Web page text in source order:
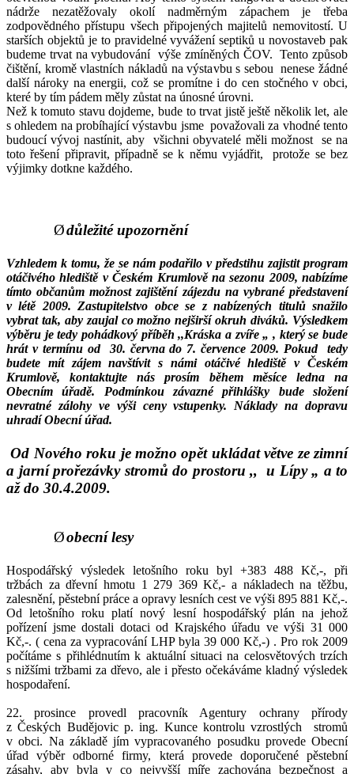
nádrže nezatěžovaly okolí nadměrným zápachem je třeba
zodpovědného přístupu všech připojených majitelů nemovitostí. U
starších objektů je to pravidelné vyvážení septiků u novostaveb pak
budeme trvat na vybudování výše zmíněných ČOV.
Tento způsob
čištění, kromě vlastních nákladů na výstavbu s sebou
nenese žádné
další nároky na energii, což se promítne i do cen stočného v obci,
které by tím pádem měly zůstat na únosné úrovni.
Než k tomuto stavu dojdeme, bude to trvat jistě ještě několik let, ale
s ohledem na probíhající výstavbu jsme považovali za vhodné tento
budoucí vývoj nastínit, aby
všichni obyvatelé měli možnost
se na
toto řešení připravit, případně se k němu vyjádřit,
protože se bez
výjimky dotkne každého.
Ødůležité upozornění
Vzhledem k tomu, že se nám podařilo v předstihu zajistit program
otáčivého hlediště v Českém Krumlově na sezonu 2009, nabízíme
tímto občanům možnost zajištění zájezdu na vybrané představení
v létě 2009. Zastupitelstvo obce se z nabízených titulů snažilo
vybrat tak, aby zaujal co možno nejširší okruh diváků. Výsledkem
výběru je tedy pohádkový příběh ,,Kráska a zvíře „ , který se bude
hrát v termínu od
30. června do 7. července 2009. Pokud
tedy
budete mít zájem navštívit s námi otáčivé hlediště v Českém
Krumlově, kontaktujte nás prosím během měsíce ledna na
Obecním úřadě. Podmínkou závazné přihlášky bude složení
nevratné zálohy ve výši ceny vstupenky. Náklady na dopravu
uhradí Obecní úřad.
Od Nového roku je možno opět ukládat větve ze zimní
a jarní prořezávky stromů do prostoru ,, u Lípy „ a to
až do 30.4.2009.
Øobecní lesy
Hospodářský výsledek letošního roku byl +383 488 Kč,-, při
tržbách za dřevní hmotu 1 279 369 Kč,- a nákladech na těžbu,
zalesnění, pěstební práce a opravy lesních cest ve výši 895 881 Kč,-.
Od letošního roku platí nový lesní hospodářský plán na jehož
pořízení jsme dostali dotaci od Krajského úřadu ve výši 31 000
Kč,-. ( cena za vypracování LHP byla 39 000 Kč,-) . Pro rok 2009
počítáme s přihlédnutím k aktuální situaci na celosvětových trzích
s nižšími tržbami za dřevo, ale i přesto očekáváme kladný výsledek
hospodaření.
22. prosince provedl pracovník Agentury ochrany přírody
z Českých Budějovic p. ing. Kunce kontrolu vzrostlých
stromů
v obci. Na základě jím vypracovaného posudku provede Obecní
úřad výběr odborné firmy, která provede doporučené pěstební
zásahy, aby byla v co nejvyšší míře zachována bezpečnost a